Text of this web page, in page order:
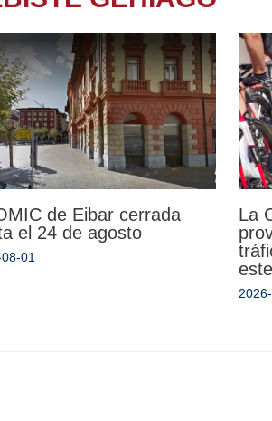
de Eibar cerrada
el 24 de agosto
01
La